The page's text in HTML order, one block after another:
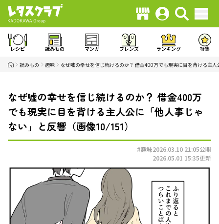
レシピ 読みもの マンガ フレンズ ランキング 特集
読みもの 趣味 なぜ嘘の幸せを信じ続けるのか？ 借金400万でも現実に目を背ける主
なぜ嘘の幸せを信じ続けるのか？ 借金400万
でも現実に目を背ける主人公に「他人事じゃ
ない」と反響（画像10/151）
#趣味2026.03.10 21:05公開
2026.05.01 15:35更新